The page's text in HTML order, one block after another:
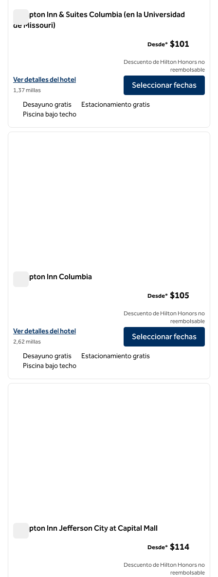
Hampton Inn & Suites Columbia (en la Universidad
de Missouri)
Ver detalles del hotel Hampton Inn & Suites Columbia (en University
Ver detalles del hotel
1,37 millas
Desde* $101
Descuento de Hilton Honors no
reembolsable
Seleccionar fechas
Desayuno gratis
Estacionamiento gratis
Piscina bajo techo
1 de 12
Hampton Inn Columbia
Ver detalles del hotel Hampton Inn Columbia
Ver detalles del hotel
2,62 millas
Desde* $105
Descuento de Hilton Honors no
reembolsable
Seleccionar fechas
Desayuno gratis
Estacionamiento gratis
Piscina bajo techo
1 de 12
Hampton Inn Jefferson City at Capital Mall
Desde* $114
Descuento de Hilton Honors no
reembolsable